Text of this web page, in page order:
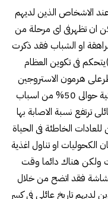
الاشخاص الذين لديهم
ان تظهرفى اى مرحلة من
او الشباب فقد ذكرت
يوجد ما يقرب من20(جين)يتحكم فى تكوين العظام
هرمون الاستروجين
الذى يحميها ومع هذا تشكل العوامل البيئية حوالى 50% من اسباب
ترتفع نسبة الاصابة بها
الخاطئة فى الحياة
الكحوليات او تناول اغذية
ولكن هناك دائما وقت
فقد اتضح من خلال
تاريخ عائلى فى كسر